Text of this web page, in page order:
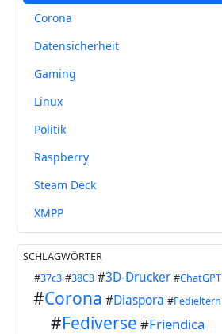
Corona
Datensicherheit
Gaming
Linux
Politik
Raspberry
Steam Deck
XMPP
SCHLAGWÖRTER
#37c3 #38C3 #3D-Drucker #ChatGPT
#Corona #Diaspora #Fedieltern
#Fediverse #Friendica